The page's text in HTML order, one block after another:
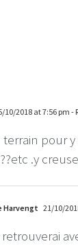
10/2018 at 7:56 pm-
terrain pour
.y
Harvengt 21/10/